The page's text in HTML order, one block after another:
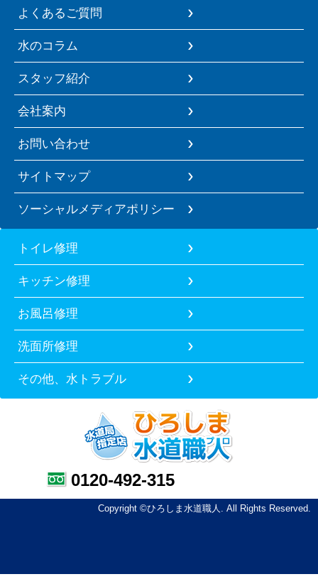
よくあるご質問
水のコラム
スタッフ紹介
会社案内
お問い合わせ
サイトマップ
ソーシャルメディアポリシー
トイレ修理
キッチン修理
お風呂修理
洗面所修理
その他、水トラブル
0120-492-315
Copyright ©ひろしま水道職人. All Rights Reserved.